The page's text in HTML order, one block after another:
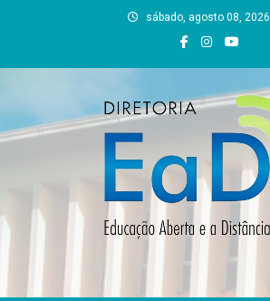
sábado, agosto 08, 2026
DEAD UFVJM